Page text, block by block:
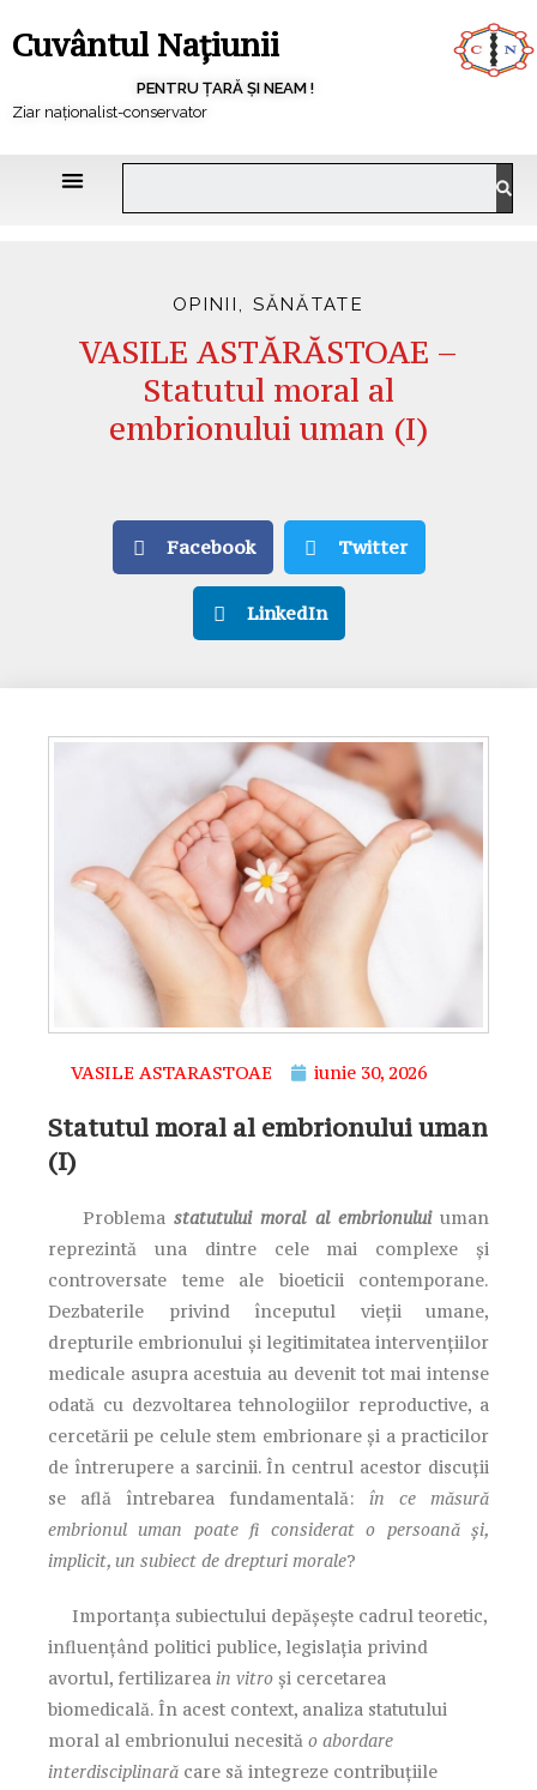
Cuvântul Națiunii
PENTRU ȚARĂ ȘI NEAM !
Ziar naționalist-conservator
OPINII, SĂNĂTATE
VASILE ASTĂRĂSTOAE –
Statutul moral al
embrionului uman (I)
Facebook Twitter
LinkedIn
VASILE ASTARASTOAE iunie 30, 2026
Statutul moral al embrionului uman
(I)
Problemastatutului moral al embrionuluiuman
reprezintă una dintre cele mai complexe și
controversate teme ale bioeticii contemporane.
Dezbaterile privind începutul vieții umane,
drepturile embrionului și legitimitatea intervențiilor
medicale asupra acestuia au devenit tot mai intense
odată cu dezvoltarea tehnologiilor reproductive, a
cercetării pe celule stem embrionare și a practicilor
de întrerupere a sarcinii. În centrul acestor discuții
se află întrebarea fundamentală: în ce măsură
embrionul uman poate fi considerat o persoană și,
implicit, un subiect de drepturi morale?
Importanța subiectului depășește cadrul teoretic,
influențând politici publice, legislația privind
avortul, fertilizarea in vitro și cercetarea
biomedicală. În acest context, analiza statutului
moral al embrionului necesită o abordare
interdisciplinară care să integreze contribuțiile